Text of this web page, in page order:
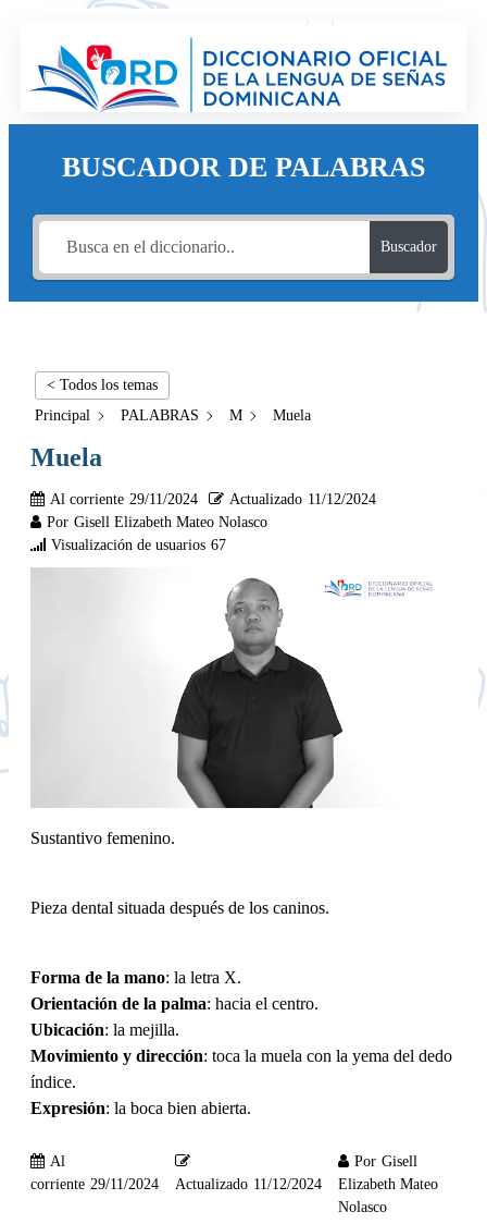
BUSCADOR DE PALABRAS
Buscador
< Todos los temas
Principal
PALABRAS M Muela
Muela
Al corriente 29/11/2024 Actualizado 11/12/2024
Por Gisell Elizabeth Mateo Nolasco
Visualización de usuarios 67
Sustantivo femenino.
Pieza dental situada después de los caninos.
Forma de la mano: la letra X.
Orientación de la palma: hacia el centro.
Ubicación: la mejilla.
Movimiento y dirección: toca la muela con la yema del dedo
índice.
Expresión: la boca bien abierta.
Al
corriente 29/11/2024 Actualizado 11/12/2024
Por Gisell
Elizabeth Mateo
Nolasco